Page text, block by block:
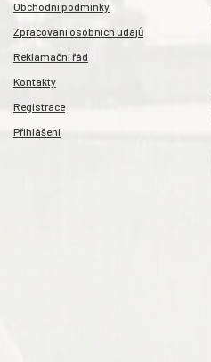
Obchodní podmínky
Zpracování osobních údajů
Reklamační řád
Kontakty
Registrace
Přihlášení